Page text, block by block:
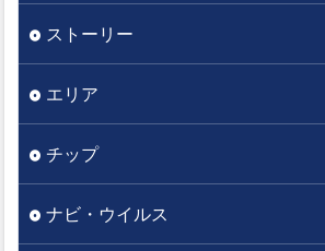
ストーリー
エリア
チップ
ナビ・ウイルス